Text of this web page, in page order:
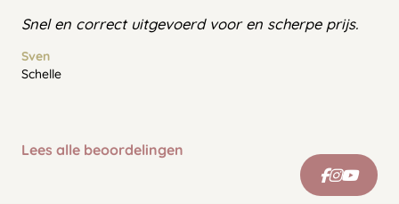
Snel en correct uitgevoerd voor en scherpe prijs.
Sven
Schelle
Lees alle beoordelingen